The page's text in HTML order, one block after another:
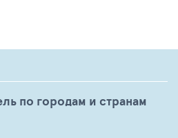
по городам и странам